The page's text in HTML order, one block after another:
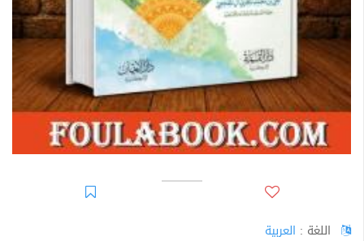
اللغة : العربية